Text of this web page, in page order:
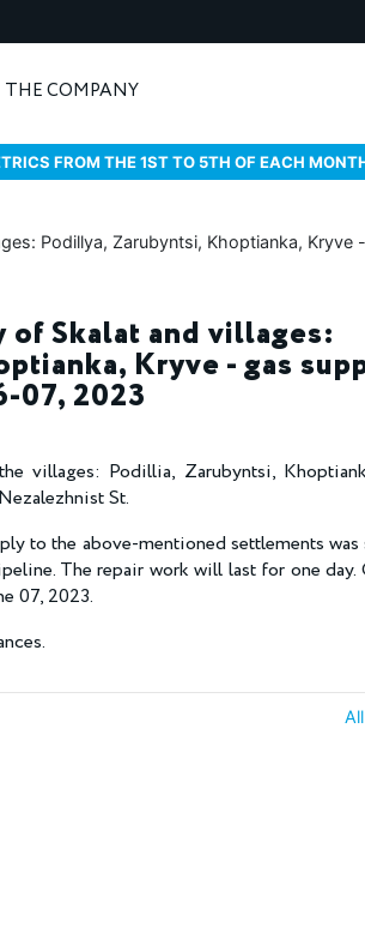
COMPANY
FROM THE 1ST TO 5TH OF EACH
Skalat and villages:
Kryve - gas
07, 2023
villages: Podillia, Zarubyntsi,
St.
to the above-mentioned settlements was
The repair work will last for one day.
07, 2023.